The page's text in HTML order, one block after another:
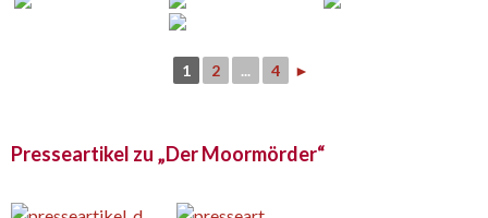
1 2 ... 4 ►
Presseartikel zu „Der Moormörder“